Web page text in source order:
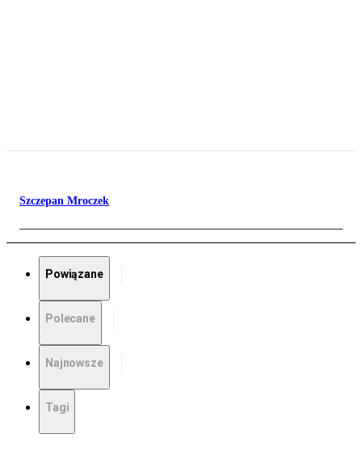
Szczepan Mroczek
Powiązane
Polecane
Najnowsze
Tagi